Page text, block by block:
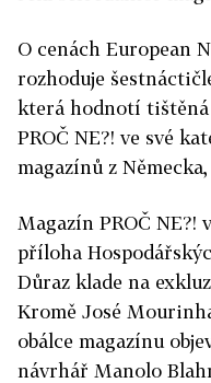
O cenách European
rozhoduje
která hodnotí
PROČ NE?! ve své
magazínů z
Magazín PROČ NE?!
příloha
Důraz klade na
Kromě José
obálce magazínu
návrhář Manolo